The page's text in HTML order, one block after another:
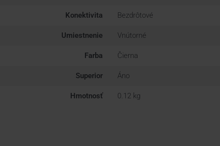
Konektivita Bezdrôtové
Umiestnenie Vnútorné
Farba Čierna
Superior Áno
Hmotnosť 0.12 kg